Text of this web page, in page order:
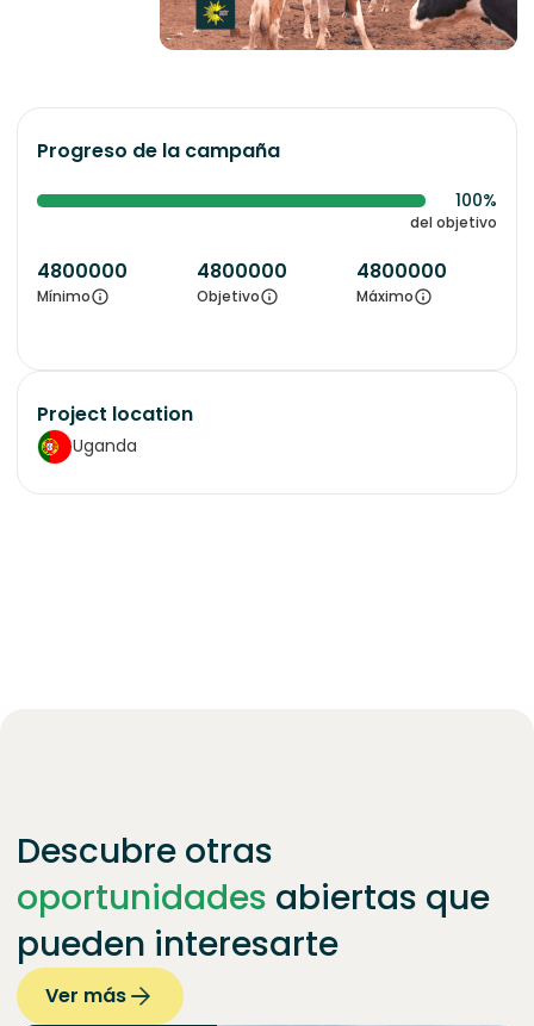
Progreso de la campaña
100%
del objetivo
4800000
Mínimo
4800000
Objetivo
4800000
Máximo
Project location
Uganda
Descubre otras
oportunidades abiertas que
pueden interesarte
Ver más